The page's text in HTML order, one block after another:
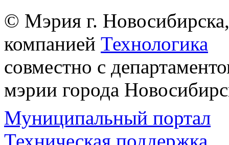
© Мэрия г.
компанией Технологика
совместно с
мэрии города
Муниципальный портал